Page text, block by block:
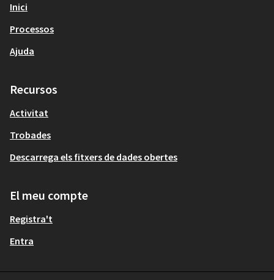
Inici
Processos
Ajuda
Recursos
Activitat
Trobades
Descarrega els fitxers de dades obertes
El meu compte
Registra't
Entra